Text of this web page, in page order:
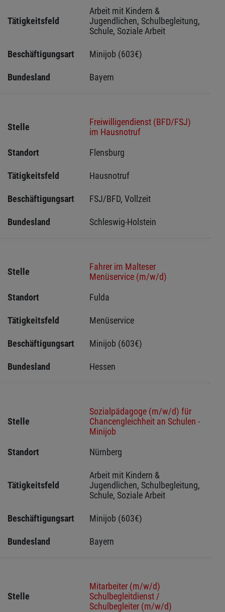
Tätigkeitsfeld
Arbeit mit Kindern &
Jugendlichen, Schulbegleitung,
Schule, Soziale Arbeit
Beschäftigungsart Minijob (603€)
Bundesland Bayern
Stelle
Freiwilligendienst (BFD/FSJ)
im Hausnotruf
Standort
Flensburg
Tätigkeitsfeld Hausnotruf
Beschäftigungsart FSJ/BFD, Vollzeit
Bundesland Schleswig-Holstein
Stelle
Fahrer im Malteser
Menüservice (m/w/d)
Standort
Fulda
Tätigkeitsfeld Menüservice
Beschäftigungsart Minijob (603€)
Bundesland Hessen
Stelle
Sozialpädagoge (m/w/d) für
Chancengleichheit an Schulen -
Minijob
Standort
Nürnberg
Tätigkeitsfeld
Arbeit mit Kindern &
Jugendlichen, Schulbegleitung,
Schule, Soziale Arbeit
Beschäftigungsart Minijob (603€)
Bundesland Bayern
Stelle
Mitarbeiter (m/w/d)
Schulbegleitdienst /
Schulbegleiter (m/w/d)